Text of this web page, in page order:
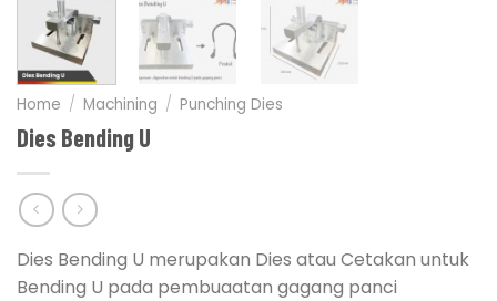
Home / Machining / Punching Dies
Dies Bending U
Dies Bending U merupakan Dies atau Cetakan untuk
Bending U pada pembuaatan gagang panci